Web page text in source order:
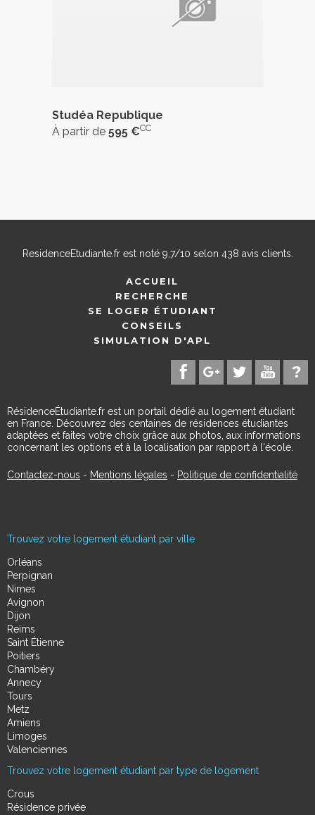
Studéa Republique
À partir de 595 €CC
ResidenceEtudiante.frest noté 9,7/10 selon 438 avis clients.
ACCUEIL
RECHERCHE
SE LOGER ÉTUDIANT
CONSEILS
SIMULATION D'APL
RésidenceÉtudiante.fr est un portail dédié au logement étudiant
en France. Découvrez des centaines de résidences étudiantes
adaptées et faites votre choix grâce aux photos, aux informations
concernant les options et à la localisation par rapport à l'école.
Contactez-nous - Mentions légales - Politique de confidentialité
Trouvez votre logement étudiant par ville
Orléans
Perpignan
Nimes
Avignon
Dijon
Reims
Saint Étienne
Poitiers
Chambéry
Annecy
Tours
Metz
Amiens
Limoges
Valenciennes
Trouvez votre logement étudiant par type de logement
Crous
Résidence privée